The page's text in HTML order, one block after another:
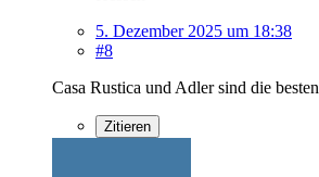
5. Dezember 2025 um 18:38
#8
Casa Rustica und Adler sind die besten
Zitieren